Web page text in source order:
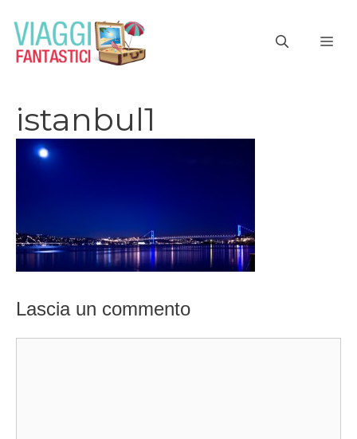
contenuto
istanbul1
Lascia un commento